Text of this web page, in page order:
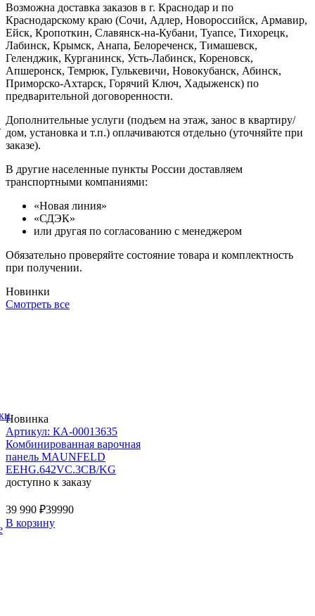
Возможна доставка заказов в г. Краснодар и по
Краснодарскому краю (Сочи, Адлер, Новороссийск, Армавир,
Ейск, Кропоткин, Славянск-на-Кубани, Туапсе, Тихорецк,
Лабинск, Крымск, Анапа, Белореченск, Тимашевск,
Геленджик, Курганинск, Усть-Лабинск, Кореновск,
Апшеронск, Темрюк, Гулькевичи, Новокубанск, Абинск,
Приморско-Ахтарск, Горячий Ключ, Хадыженск) по
предварительной договоренности.
Дополнительные услуги (подъем на этаж, занос в квартиру/
дом, установка и т.п.) оплачиваются отдельно (уточняйте при
заказе).
В другие населенные пункты России доставляем
транспортными компаниями:
«Новая линия»
«СДЭК»
или другая по согласованию с менеджером
Обязательно проверяйте состояние товара и комплектность
при получении.
Новинки
Смотреть все
Новинка
Артикул: КА-00013635
Комбинированная варочная
панель MAUNFELD
EEHG.642VC.3CB/KG
доступно к заказу
39 990 ₽39990
В корзину